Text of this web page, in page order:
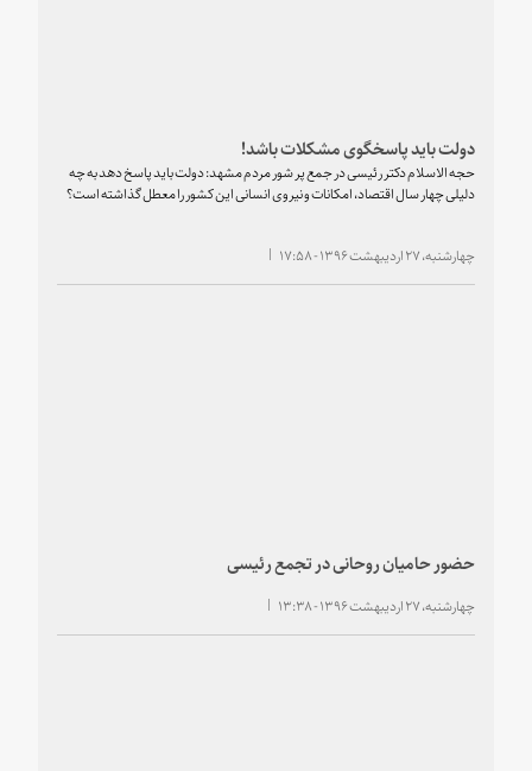
دولت باید پاسخگوی مشکلات باشد!
حجه الاسلام دکتر رئیسی در جمع پر شور مردم مشهد: دولت باید پاسخ دهد به چه
دلیلی چهار سال اقتصاد، امکانات و نیروی انسانی این کشور را معطل گذاشته است؟
چهارشنبه، ۲۷ اردیبهشت ۱۳۹۶ - ۱۷:۵۸
حضور حامیان روحانی در تجمع رئیسی
چهارشنبه، ۲۷ اردیبهشت ۱۳۹۶ - ۱۳:۳۸